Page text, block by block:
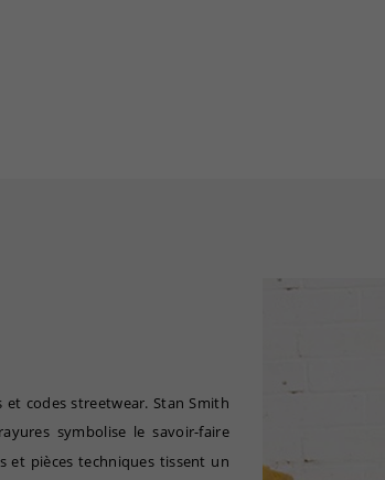
codes streetwear. Stan Smith
symbolise le savoir-faire
et pièces techniques tissent un